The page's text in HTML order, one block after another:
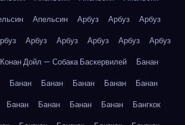
Апельсин Арбуз Арбуз
Арбуз
Арбуз Арбуз Арбуз Арбуз
Арбуз
Дойл — Собака Баскервилей
Банан
Банан Банан Банан Банан
Банан
Банан Банан Банан Банан
Бангкок